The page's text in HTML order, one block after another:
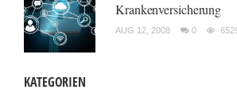
Krankenversicherung
AUG 12, 2008 0
KATEGORIEN